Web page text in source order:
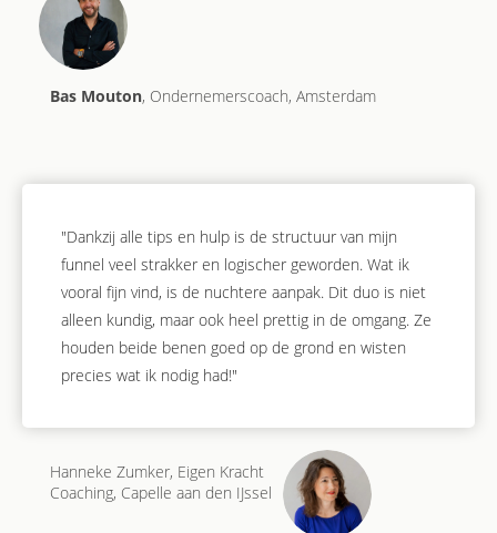
Bas Mouton, Ondernemerscoach, Amsterdam
"Dankzij alle tips en hulp is de structuur van mijn
funnel veel strakker en logischer geworden. Wat ik
vooral fijn vind, is de nuchtere aanpak. Dit duo is niet
alleen kundig, maar ook heel prettig in de omgang. Ze
houden beide benen goed op de grond en wisten
precies wat ik nodig had!"
Hanneke Zumker, Eigen Kracht
Coaching, Capelle aan den IJssel